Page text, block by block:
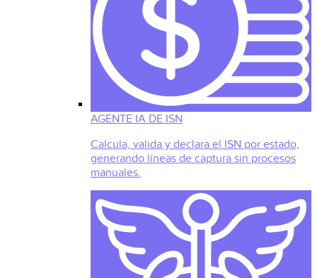
AGENTE IA DE ISN
Calcula, valida y declara el ISN por estado,
generando líneas de captura sin procesos
manuales.